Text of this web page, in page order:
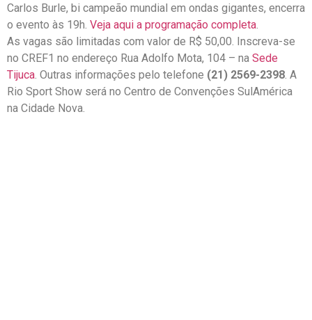
Carlos Burle, bi campeão mundial em ondas gigantes, encerra
o evento às 19h. Veja aqui a programação completa.
As vagas são limitadas com valor de R$ 50,00. Inscreva-se
no CREF1 no endereço Rua Adolfo Mota, 104 – na Sede
Tijuca. Outras informações pelo telefone (21) 2569-2398. A
Rio Sport Show será no Centro de Convenções SulAmérica
na Cidade Nova.